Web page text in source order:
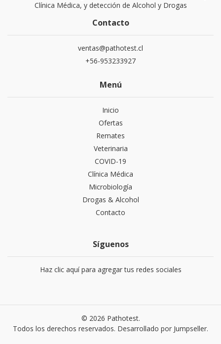
Clínica Médica, y detección de Alcohol y Drogas
Contacto
ventas@pathotest.cl
+56-953233927
Menú
Inicio
Ofertas
Remates
Veterinaria
COVID-19
Clínica Médica
Microbiología
Drogas & Alcohol
Contacto
Síguenos
Haz clic aquí para agregar tus redes sociales
© 2026 Pathotest.
Todos los derechos reservados. Desarrollado por Jumpseller.